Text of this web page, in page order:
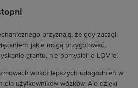
przyznają, że gdy zaczęli
jakie mogą przygotować,
grantu, nie pomyśleli o LOV-ie.
wokół lepszych udogodnień w
dla użytkowników wózków. Ale dzięki